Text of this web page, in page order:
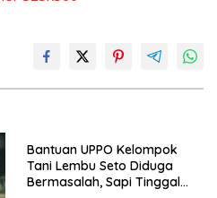
Bantuan UPPO Kelompok
Tani Lembu Seto Diduga
Bermasalah, Sapi Tinggal